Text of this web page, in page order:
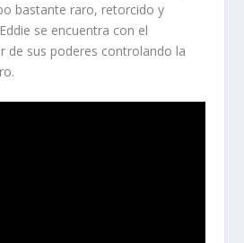
bastante raro, retorcido y
se encuentra con el
de sus poderes controlando la